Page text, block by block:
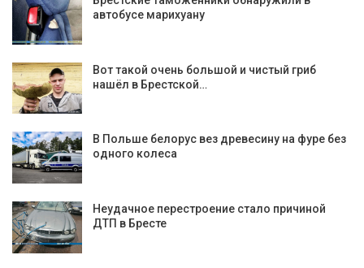
автобусе марихуану
Вот такой очень большой и чистый гриб
нашёл в Брестской…
В Польше белорус вез древесину на фуре без
одного колеса
Неудачное перестроение стало причиной
ДТП в Бресте